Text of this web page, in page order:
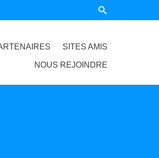
SITES AMIS
NOUS REJOINDRE